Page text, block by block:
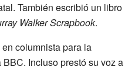
También escribió un libro
Walker Scrapbook.
columnista para la
Incluso prestó su voz a